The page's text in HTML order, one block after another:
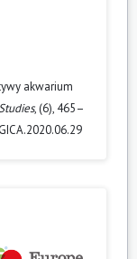
akwarium
, (6), 465–